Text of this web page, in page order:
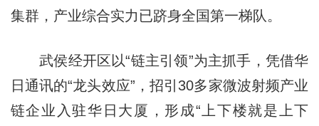
集群，产业综合实力已跻身全国第一梯队。
武侯经开区以“链主引领”为主抓手，凭借华
日通讯的“龙头效应”，招引30多家微波射频产业
链企业入驻华日大厦，形成“上下楼就是上下